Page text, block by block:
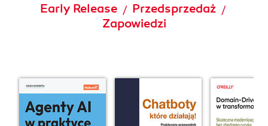
Early Release / Przedsprzedaż /
Zapowiedzi